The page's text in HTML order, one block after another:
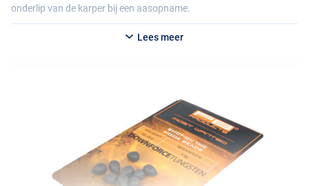
onderlip van de karper bij een aasopname.
Lees meer